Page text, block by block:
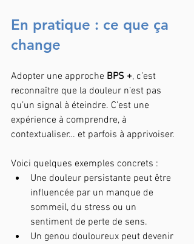
En pratique : ce que ça
change
Adopter une approche BPS +, c’est
reconnaître que la douleur n’est pas
qu’un signal à éteindre. C’est une
expérience à comprendre, à
contextualiser… et parfois à apprivoiser.
Voici quelques exemples concrets :
Une douleur persistante peut être
influencée par un manque de
sommeil, du stress ou un
sentiment de perte de sens.
Un genou douloureux peut devenir